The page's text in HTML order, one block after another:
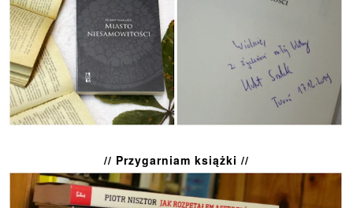
// Przygarniam książki //